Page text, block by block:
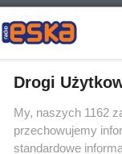
Drogi
My, naszych 1162
przechowujemy
standardowe